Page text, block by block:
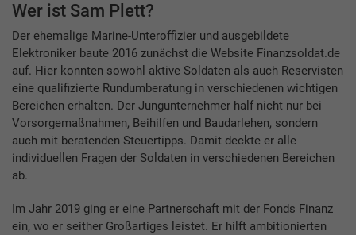
Wer ist Sam Plett?
Der ehemalige Marine-Unteroffizier und ausgebildete
Elektroniker baute 2016 zunächst die Website Finanzsoldat.de
auf. Hier konnten sowohl aktive Soldaten als auch Reservisten
eine qualifizierte Rundumberatung in verschiedenen wichtigen
Bereichen erhalten. Der Jungunternehmer half nicht nur bei
Vorsorgemaßnahmen, Beihilfen und Baudarlehen, sondern
auch mit beratenden Steuertipps. Damit deckte er alle
individuellen Fragen der Soldaten in verschiedenen Bereichen
ab.
Im Jahr 2019 ging er eine Partnerschaft mit der Fonds Finanz
ein, wo er seither Großartiges leistet. Er hilft ambitionierten